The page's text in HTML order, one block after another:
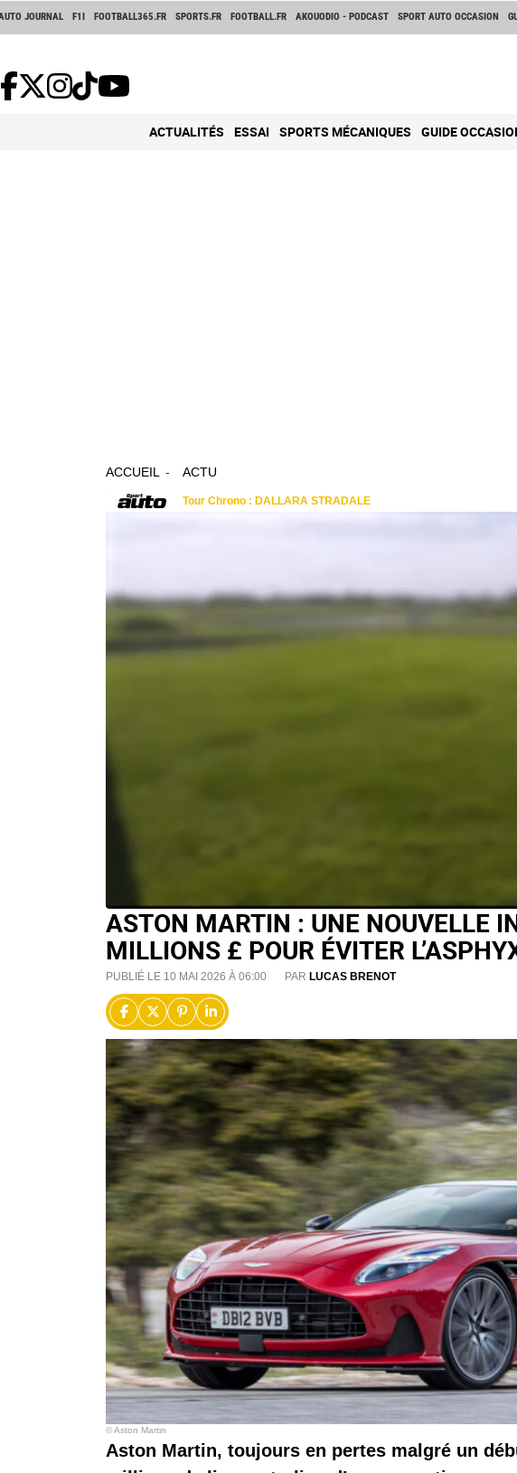
JOURNAL F1I FOOTBALL365.FR SPORTS.FR FOOTBALL.FR AKOUODIO - PODCAST SPORT AUTO OCCASION
ACTUALITÉS ESSAI SPORTS MÉCANIQUES GUIDE
ACCUEIL ACTU
ASTON MARTIN : UNE NOUVELLE
MILLIONS £ POUR ÉVITER
PUBLIÉ LE 10 MAI 2026 À 06:00 PAR LUCAS BRENOT
© Aston Martin
Aston Martin, toujours en pertes malgré un